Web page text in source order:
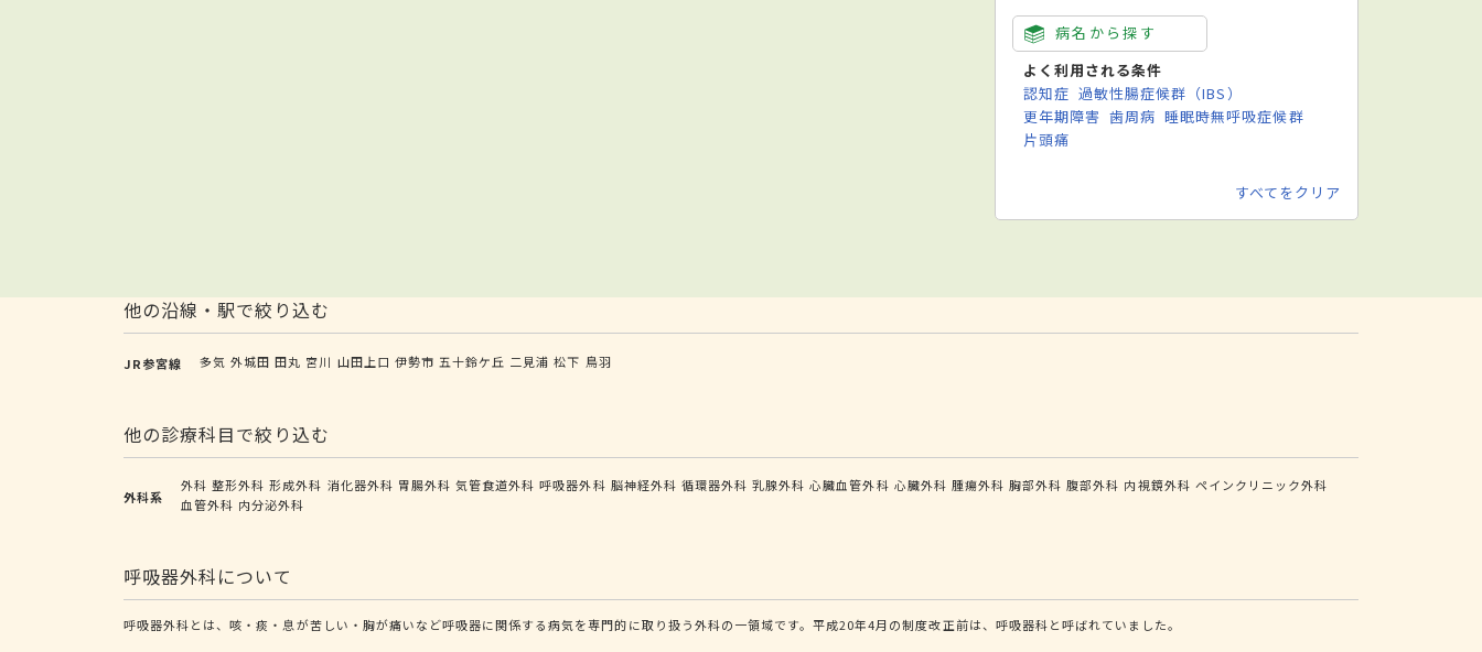
病名から探す
よく利用される条件
認知症 過敏性腸症候群（IBS）
更年期障害 歯周病 睡眠時無呼吸症候群
片頭痛
すべてをクリア
他の沿線・駅で絞り込む
JR参宮線 多気 外城田 田丸 宮川 山田上口 伊勢市 五十鈴ケ丘 二見浦 松下 鳥羽
他の診療科目で絞り込む
外科系
外科 整形外科 形成外科 消化器外科 胃腸外科 気管食道外科 呼吸器外科 脳神経外科 循環器外科 乳腺外科 心臓血管外科 心臓外科 腫瘍外科 胸部外科 腹部外科 内視鏡外科 ペインクリニック外科
血管外科 内分泌外科
呼吸器外科について
呼吸器外科とは、咳・痰・息が苦しい・胸が痛いなど呼吸器に関係する病気を専門的に取り扱う外科の一領域です。平成20年4月の制度改正前は、呼吸器科と呼ばれていました。